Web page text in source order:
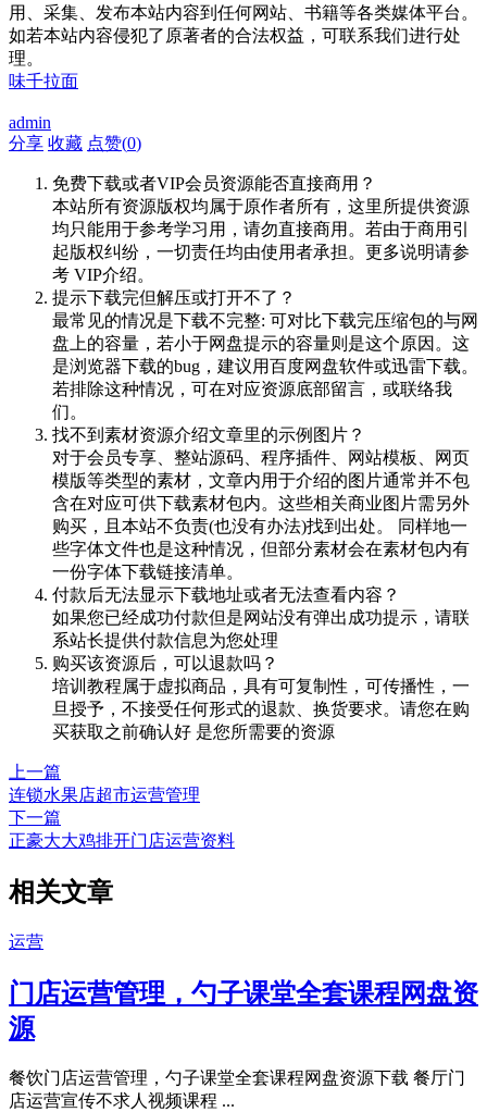
用、采集、发布本站内容到任何网站、书籍等各类媒体平台。
如若本站内容侵犯了原著者的合法权益，可联系我们进行处
理。
味千拉面
admin
分享 收藏 点赞(0)
免费下载或者VIP会员资源能否直接商用？
本站所有资源版权均属于原作者所有，这里所提供资源
均只能用于参考学习用，请勿直接商用。若由于商用引
起版权纠纷，一切责任均由使用者承担。更多说明请参
考 VIP介绍。
提示下载完但解压或打开不了？
最常见的情况是下载不完整: 可对比下载完压缩包的与网
盘上的容量，若小于网盘提示的容量则是这个原因。这
是浏览器下载的bug，建议用百度网盘软件或迅雷下载。
若排除这种情况，可在对应资源底部留言，或联络我
们。
找不到素材资源介绍文章里的示例图片？
对于会员专享、整站源码、程序插件、网站模板、网页
模版等类型的素材，文章内用于介绍的图片通常并不包
含在对应可供下载素材包内。这些相关商业图片需另外
购买，且本站不负责(也没有办法)找到出处。 同样地一
些字体文件也是这种情况，但部分素材会在素材包内有
一份字体下载链接清单。
付款后无法显示下载地址或者无法查看内容？
如果您已经成功付款但是网站没有弹出成功提示，请联
系站长提供付款信息为您处理
购买该资源后，可以退款吗？
培训教程属于虚拟商品，具有可复制性，可传播性，一
旦授予，不接受任何形式的退款、换货要求。请您在购
买获取之前确认好 是您所需要的资源
上一篇
连锁水果店超市运营管理
下一篇
正豪大大鸡排开门店运营资料
相关文章
运营
门店运营管理，勺子课堂全套课程网盘资
源
餐饮门店运营管理，勺子课堂全套课程网盘资源下载 餐厅门
店运营宣传不求人视频课程 ...